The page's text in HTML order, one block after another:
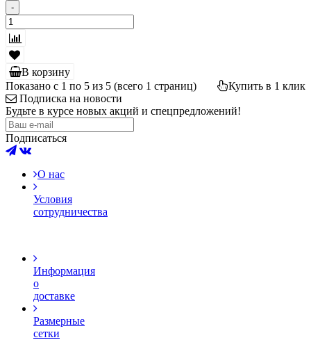
-
В корзину
Купить в 1 клик
Показано с 1 по 5 из 5 (всего 1 страниц)
Подписка на новости
Будьте в курсе новых акций и спецпредложений!
Подписаться
О нас
Условия
сотрудничества
Информация
о
доставке
Размерные
сетки